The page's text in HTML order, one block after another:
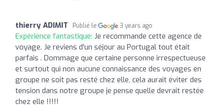
thierry ADIMIT Publié le 3 years ago
Expérience fantastique: Je recommande cette agence de
voyage. Je reviens d'un séjour au Portugal tout était
parfais . Dommage que certaine personne irrespectueuse
et surtout qui non aucune connaissance des voyages en
groupe ne soit pas resté chez elle, cela aurait éviter des
tension dans notre groupe je pense quelle devrait restée
chez elle !!!!!